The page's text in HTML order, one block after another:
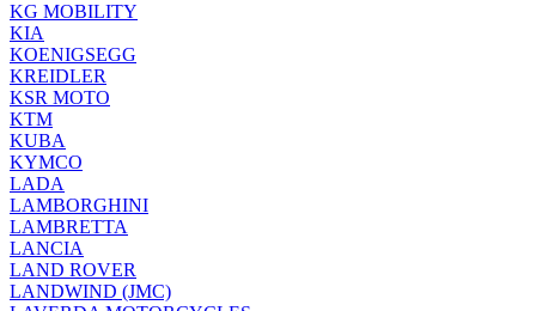
KG MOBILITY
KIA
KOENIGSEGG
KREIDLER
KSR MOTO
KTM
KUBA
KYMCO
LADA
LAMBORGHINI
LAMBRETTA
LANCIA
LAND ROVER
LANDWIND (JMC)